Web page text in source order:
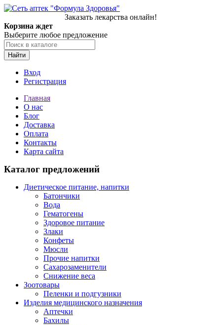
Заказать лекарства онлайн!
Корзина ждет
Выберите любое предложение
Найти
Вход
Регистрация
Главная
О нас
Блог
Доставка
Оплата
Контакты
Карта сайта
Каталог предложений
Диетическое питание, напитки
Батончики
Вода
Гематогены
Здоровое питание
Злаки
Конфеты
Мюсли
Прочие напитки
Сахарозаменители
Снижение веса
Зоотовары
Пеленки и подгузники
Изделия медицинского назначения
Аптечки
Бахилы